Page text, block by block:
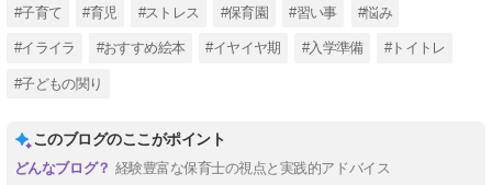
#子育て #育児 #ストレス #保育園 #習い事 #悩み
#イライラ #おすすめ絵本 #イヤイヤ期 #入学準備 #トイトレ
#子どもの関り
このブログのここがポイント
経験豊富な保育士の視点と実践的アドバイス